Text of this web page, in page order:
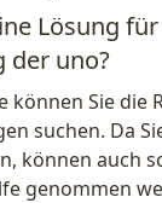
Lösung für
der uno?
können Sie die
suchen. Da
können auch
genommen